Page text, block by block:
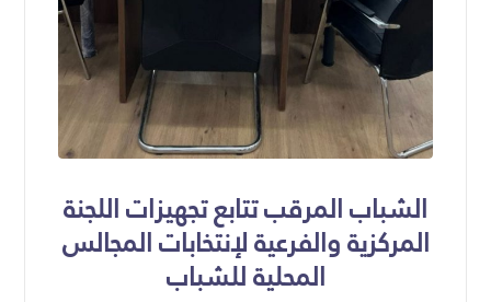
الشباب المرقب تتابع تجهيزات اللجنة
المركزية والفرعية لإنتخابات المجالس
المحلية للشباب